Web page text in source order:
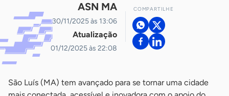
ASN MA
30/11/2025 às 13:06
Atualização
01/12/2025 às 22:08
COMPARTILHE
São Luís (MA) tem avançado para se tornar uma cidade